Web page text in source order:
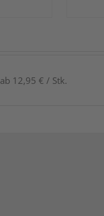
ab 12,95 € / Stk.